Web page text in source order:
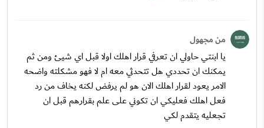
من مجهول
يا ابنتي حاولي ان تعرفي قرار اهلك اولا قبل اي شيئ ومن ثم
يمكنك ان تحددي هل تتحدثي معه ام لا فهو مشكلته واضحه
الامر يعود لقرار اهلك الان هو لم يرفض لكنه يخاف من رد
فعل اهلك فعليكي ان تكوني على علم بقرارهم قبل ان
تجعليه يتقدم لكي